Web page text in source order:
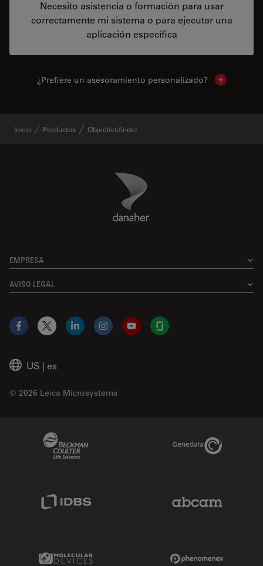
Necesito asistencia o formación para usar
correctamente mi sistema o para ejecutar una
aplicación específica
¿Prefiere un asesoramiento personalizado? Show local
Inicio Productos Objectivefinder
Danaher Logo
EMPRESA
AVISO LEGAL
US | es
© 2026 Leica Microsystems
Facebook
X LinkedInInstagramYouTubeGlassdoor
Genedata Link
Molecular Devices Link